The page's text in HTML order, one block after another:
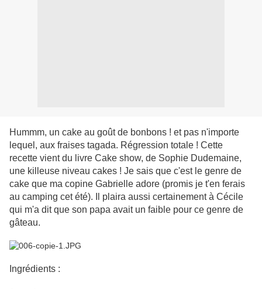
Hummm, un cake au goût de bonbons ! et pas n'importe
lequel, aux fraises tagada. Régression totale ! Cette
recette vient du livre Cake show, de Sophie Dudemaine,
une killeuse niveau cakes ! Je sais que c'est le genre de
cake que ma copine Gabrielle adore (promis je t'en ferais
au camping cet été). Il plaira aussi certainement à Cécile
qui m'a dit que son papa avait un faible pour ce genre de
gâteau.
Ingrédients :